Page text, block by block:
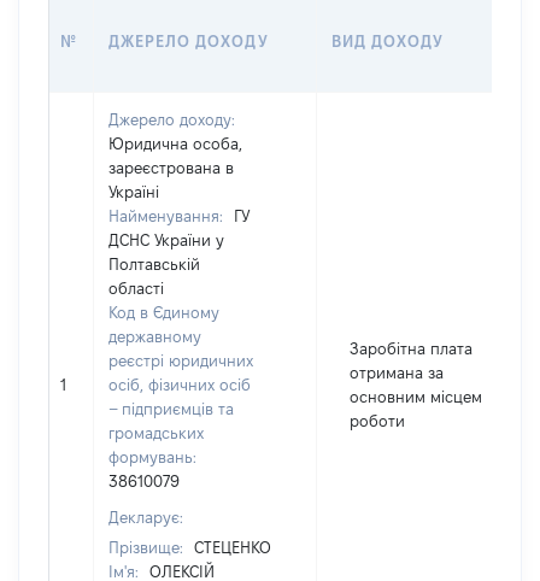
№ ДЖЕРЕЛО ДОХОДУ ВИД ДОХОДУ
1
Джерело доходу:
Юридична особа,
зареєстрована в
Україні
Найменування:
ГУ
ДСНС України у
Полтавській
області
Код в Єдиному
державному
реєстрі юридичних
осіб, фізичних осіб
– підприємців та
громадських
формувань:
38610079
Декларує:
Прізвище:
СТЕЦЕНКО
Ім'я:
ОЛЕКСІЙ
Заробітна плата
отримана за
основним місцем
роботи